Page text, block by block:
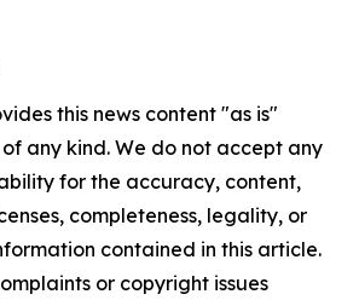
this news content "as is"
any kind. We do not accept any
for the accuracy, content,
completeness, legality, or
contained in this article.
or copyright issues